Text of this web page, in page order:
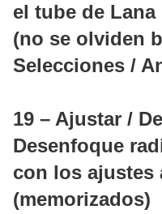
el tube de Lana
(no se olviden
Selecciones /
19 – Ajustar /
Desenfoque
con los ajustes
(memorizados)